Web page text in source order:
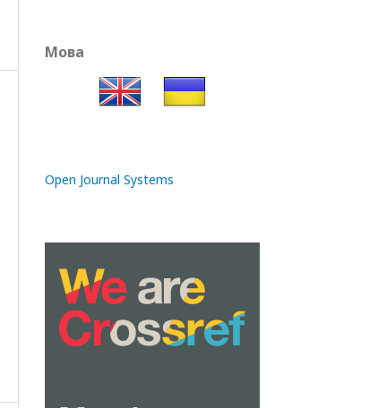
Мова
Open Journal Systems